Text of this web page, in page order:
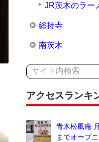
JR茨木のラー
総持寺
南茨木
アクセスランキ
青木松風庵
までオープ